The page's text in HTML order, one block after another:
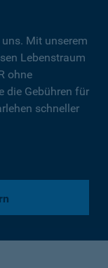
Mit unserem
Lebenstraum
ohne
die Gebühren für
schneller